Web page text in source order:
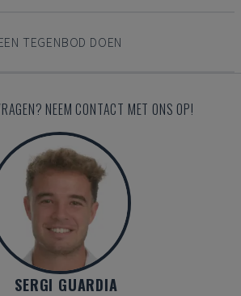
TEGENBOD DOEN
NEEM CONTACT MET ONS OP!
SERGI GUARDIA